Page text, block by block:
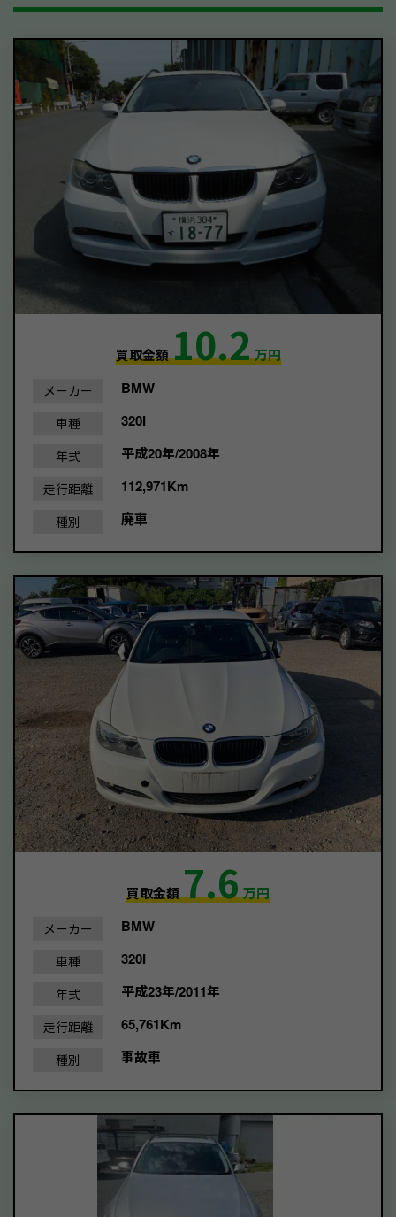
買取金額10.2万円
メーカー BMW
車種 320I
年式 平成20年/2008年
走行距離 112,971Km
種別 廃車
買取金額7.6万円
メーカー BMW
車種 320I
年式 平成23年/2011年
走行距離 65,761Km
種別 事故車